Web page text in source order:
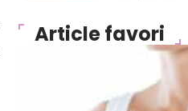
Article favori